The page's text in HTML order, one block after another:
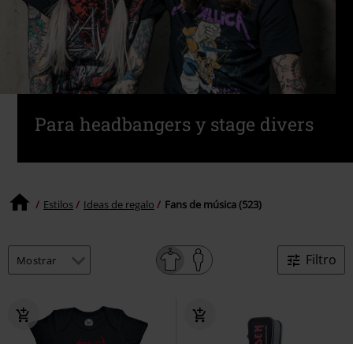
Para headbangers y stage divers
Estilos Ideas de regalo Fans de música (523)
Filtro